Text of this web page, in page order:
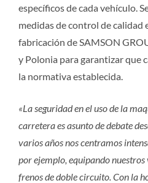
específicos de cada vehículo.
medidas de control de calidad
fabricación de SAMSON
y Polonia para garantizar que
la normativa establecida.
«La seguridad en el uso de la
carretera es asunto de debate
varios años nos centramos
por ejemplo, equipando nuestros
frenos de doble circuito. Con la